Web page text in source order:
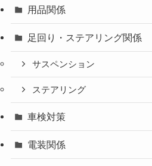
用品関係
足回り・ステアリング関係
サスペンション
ステアリング
車検対策
電装関係